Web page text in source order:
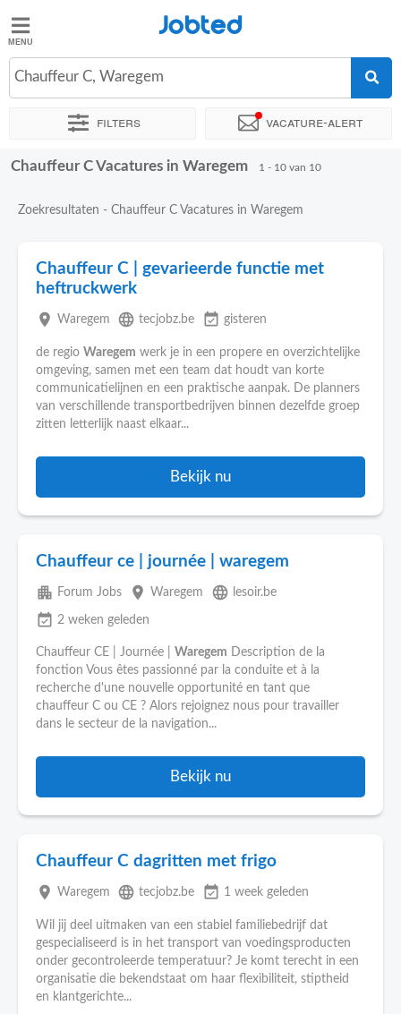
Jobted
Taal
Jobted
Chauffeur C, Waregem
Filters Vacature-alert
Sorteer op Exacte locatie Uitzendbureau
Chauffeur C Vacatures in Waregem 1 - 10 van 10
Zoekresultaten - Chauffeur C Vacatures in Waregem
Chauffeur C | gevarieerde functie met
heftruckwerk
place Waregem language tecjobz.be event_available gisteren
de regio Waregem werk je in een propere en overzichtelijke
omgeving, samen met een team dat houdt van korte
communicatielijnen en een praktische aanpak. De planners
van verschillende transportbedrijven binnen dezelfde groep
zitten letterlijk naast elkaar...
Bekijk nu
Chauffeur ce | journée | waregem
apartment Forum Jobs place Waregem language lesoir.be
event_available 2 weken geleden
Chauffeur CE | Journée | Waregem Description de la
fonction Vous êtes passionné par la conduite et à la
recherche d'une nouvelle opportunité en tant que
chauffeur C ou CE ? Alors rejoignez nous pour travailler
dans le secteur de la navigation...
Bekijk nu
Chauffeur C dagritten met frigo
place Waregem language tecjobz.be event_available 1 week geleden
Wil jij deel uitmaken van een stabiel familiebedrijf dat
gespecialiseerd is in het transport van voedingsproducten
onder gecontroleerde temperatuur? Je komt terecht in een
organisatie die bekendstaat om haar flexibiliteit, stiptheid
en klantgerichte...